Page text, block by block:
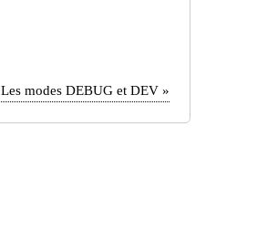
Les modes DEBUG et DEV»